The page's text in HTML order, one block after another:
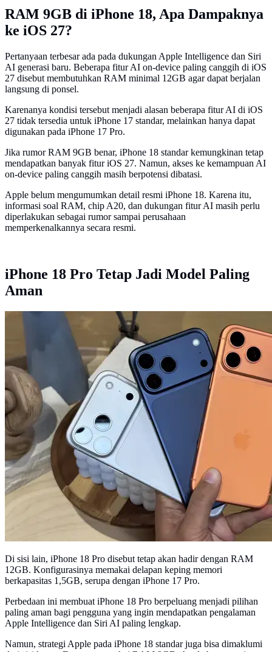
RAM 9GB di iPhone 18, Apa Dampaknya
ke iOS 27?
Pertanyaan terbesar ada pada dukungan Apple Intelligence dan Siri
AI generasi baru. Beberapa fitur AI on-device paling canggih di iOS
27 disebut membutuhkan RAM minimal 12GB agar dapat berjalan
langsung di ponsel.
Karenanya kondisi tersebut menjadi alasan beberapa fitur AI di iOS
27 tidak tersedia untuk iPhone 17 standar, melainkan hanya dapat
digunakan pada iPhone 17 Pro.
Jika rumor RAM 9GB benar, iPhone 18 standar kemungkinan tetap
mendapatkan banyak fitur iOS 27. Namun, akses ke kemampuan AI
on-device paling canggih masih berpotensi dibatasi.
Apple belum mengumumkan detail resmi iPhone 18. Karena itu,
informasi soal RAM, chip A20, dan dukungan fitur AI masih perlu
diperlakukan sebagai rumor sampai perusahaan
memperkenalkannya secara resmi.
iPhone 18 Pro Tetap Jadi Model Paling
Aman
Di sisi lain, iPhone 18 Pro disebut tetap akan hadir dengan RAM
12GB. Konfigurasinya memakai delapan keping memori
berkapasitas 1,5GB, serupa dengan iPhone 17 Pro.
Perbedaan ini membuat iPhone 18 Pro berpeluang menjadi pilihan
paling aman bagi pengguna yang ingin mendapatkan pengalaman
Apple Intelligence dan Siri AI paling lengkap.
Namun, strategi Apple pada iPhone 18 standar juga bisa dimaklumi